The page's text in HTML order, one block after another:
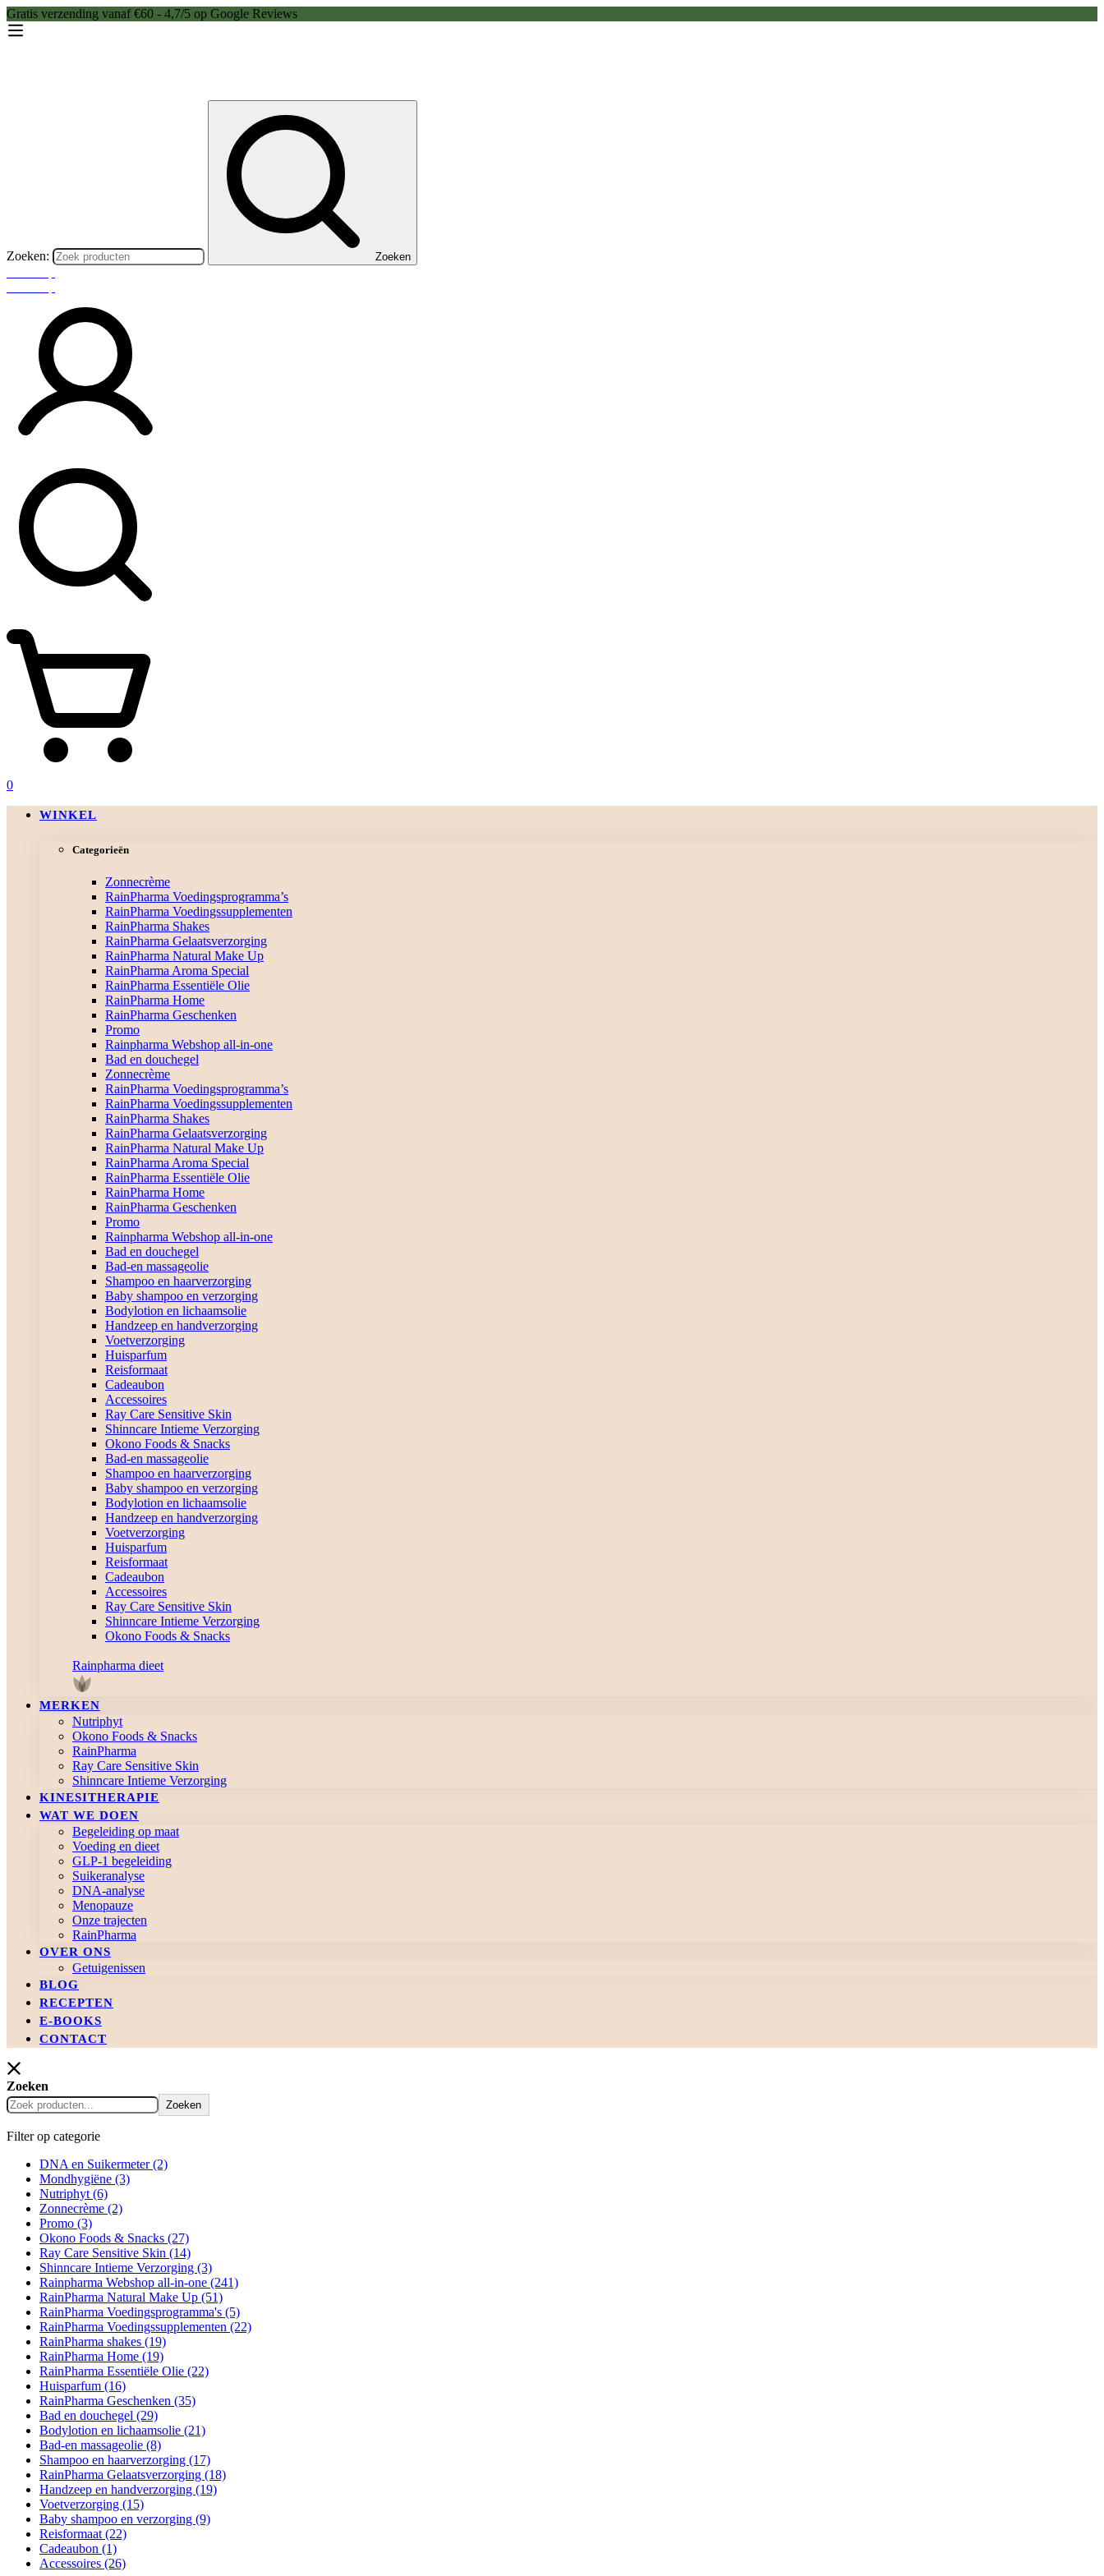
Gratis verzending vanaf €60 - 4,7/5 op Google Reviews
Zoeken: Zoeken
0
WINKEL
Categorieën
Zonnecrème
RainPharma Voedingsprogramma’s
RainPharma Voedingssupplementen
RainPharma Shakes
RainPharma Gelaatsverzorging
RainPharma Natural Make Up
RainPharma Aroma Special
RainPharma Essentiële Olie
RainPharma Home
RainPharma Geschenken
Promo
Rainpharma Webshop all-in-one
Bad en douchegel
Zonnecrème
RainPharma Voedingsprogramma’s
RainPharma Voedingssupplementen
RainPharma Shakes
RainPharma Gelaatsverzorging
RainPharma Natural Make Up
RainPharma Aroma Special
RainPharma Essentiële Olie
RainPharma Home
RainPharma Geschenken
Promo
Rainpharma Webshop all-in-one
Bad en douchegel
Bad-en massageolie
Shampoo en haarverzorging
Baby shampoo en verzorging
Bodylotion en lichaamsolie
Handzeep en handverzorging
Voetverzorging
Huisparfum
Reisformaat
Cadeaubon
Accessoires
Ray Care Sensitive Skin
Shinncare Intieme Verzorging
Okono Foods & Snacks
Bad-en massageolie
Shampoo en haarverzorging
Baby shampoo en verzorging
Bodylotion en lichaamsolie
Handzeep en handverzorging
Voetverzorging
Huisparfum
Reisformaat
Cadeaubon
Accessoires
Ray Care Sensitive Skin
Shinncare Intieme Verzorging
Okono Foods & Snacks
Rainpharma dieet
MERKEN
Nutriphyt
Okono Foods & Snacks
RainPharma
Ray Care Sensitive Skin
Shinncare Intieme Verzorging
KINESITHERAPIE
WAT WE DOEN
Begeleiding op maat
Voeding en dieet
GLP-1 begeleiding
Suikeranalyse
DNA-analyse
Menopauze
Onze trajecten
RainPharma
OVER ONS
Getuigenissen
BLOG
RECEPTEN
E-BOOKS
CONTACT
Zoeken
Zoeken
Filter op categorie
DNA en Suikermeter(2)
Mondhygiëne (3)
Nutriphyt (6)
Zonnecrème (2)
Promo (3)
Okono Foods & Snacks (27)
Ray Care Sensitive Skin (14)
Shinncare Intieme Verzorging (3)
Rainpharma Webshop all-in-one (241)
RainPharma Natural Make Up (51)
RainPharma Voedingsprogramma's (5)
RainPharma Voedingssupplementen (22)
RainPharma shakes (19)
RainPharma Home (19)
RainPharma Essentiële Olie (22)
Huisparfum (16)
RainPharma Geschenken (35)
Bad en douchegel (29)
Bodylotion en lichaamsolie (21)
Bad-en massageolie (8)
Shampoo en haarverzorging (17)
RainPharma Gelaatsverzorging (18)
Handzeep en handverzorging (19)
Voetverzorging (15)
Baby shampoo en verzorging (9)
Reisformaat (22)
Cadeaubon (1)
Accessoires (26)